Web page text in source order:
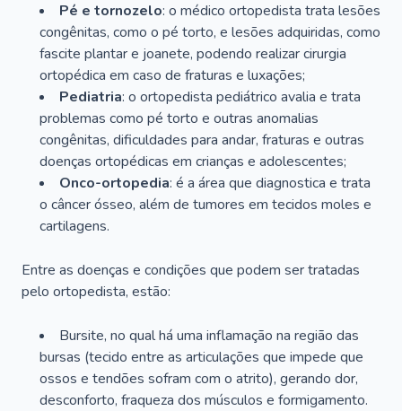
Pé e tornozelo: o médico ortopedista trata lesões
congênitas, como o pé torto, e lesões adquiridas, como
fascite plantar e joanete, podendo realizar cirurgia
ortopédica em caso de fraturas e luxações;
Pediatria: o ortopedista pediátrico avalia e trata
problemas como pé torto e outras anomalias
congênitas, dificuldades para andar, fraturas e outras
doenças ortopédicas em crianças e adolescentes;
Onco-ortopedia: é a área que diagnostica e trata
o câncer ósseo, além de tumores em tecidos moles e
cartilagens.
Entre as doenças e condições que podem ser tratadas
pelo ortopedista, estão:
Bursite, no qual há uma inflamação na região das
bursas (tecido entre as articulações que impede que
ossos e tendões sofram com o atrito), gerando dor,
desconforto, fraqueza dos músculos e formigamento.